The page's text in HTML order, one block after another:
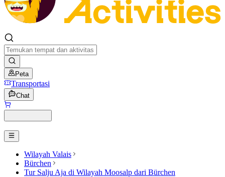
Peta
Transportasi
Chat
Wilayah Valais
Bürchen
Tur Salju Aja di Wilayah Moosalp dari Bürchen